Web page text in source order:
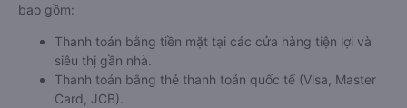
bao gồm:
Thanh toán bằng tiền mặt tại các cửa hàng tiện lợi và
siêu thị gần nhà.
Thanh toán bằng thẻ thanh toán quốc tế (Visa, Master
Card, JCB).